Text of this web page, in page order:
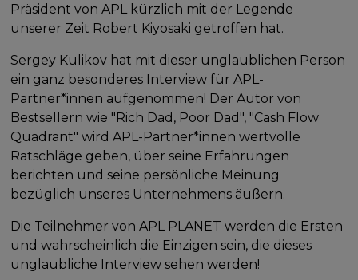
Präsident von APL kürzlich mit der Legende
unserer Zeit Robert Kiyosaki getroffen hat.
Sergey Kulikov hat mit dieser unglaublichen Person
ein ganz besonderes Interview für APL-
Partner*innen aufgenommen! Der Autor von
Bestsellern wie "Rich Dad, Poor Dad", "Cash Flow
Quadrant" wird APL-Partner*innen wertvolle
Ratschläge geben, über seine Erfahrungen
berichten und seine persönliche Meinung
bezüglich unseres Unternehmens äußern.
Die Teilnehmer von APL PLANET werden die Ersten
und wahrscheinlich die Einzigen sein, die dieses
unglaubliche Interview sehen werden!